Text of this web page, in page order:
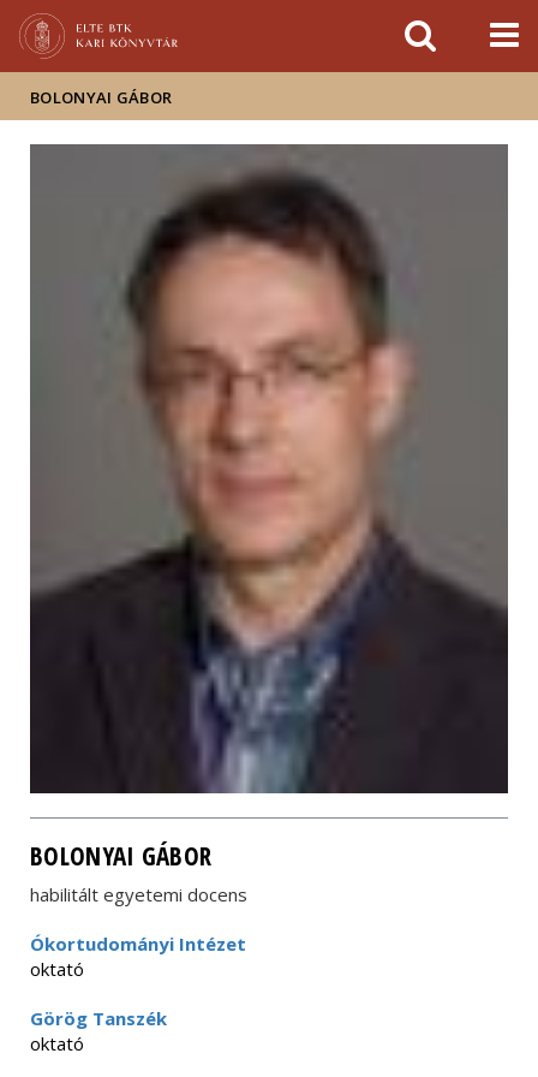
sajtóban
BOLONYAI GÁBOR
BOLONYAI GÁBOR
habilitált egyetemi docens
Ókortudományi Intézet
oktató
Görög Tanszék
oktató